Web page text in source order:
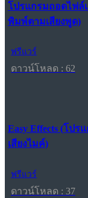
โปรแกรมถอดไฟล์
พิมพ์ตามเสียงพูด)
ฟรีแวร์
ดาวน์โหลด : 62
Easy Effects (โปร
เสียงไมค์)
ฟรีแวร์
ดาวน์โหลด : 37